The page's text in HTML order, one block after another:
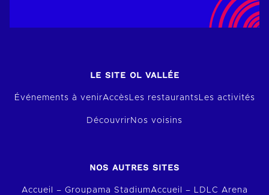
LE SITE OL VALLÉE
Événements à venirAccèsLes restaurantsLes activités
Découvrir Nos voisins
NOS AUTRES SITES
Accueil – Groupama StadiumAccueil – LDLC Arena